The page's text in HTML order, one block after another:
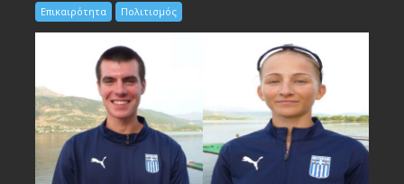
Επικαιρότητα Πολιτισμός